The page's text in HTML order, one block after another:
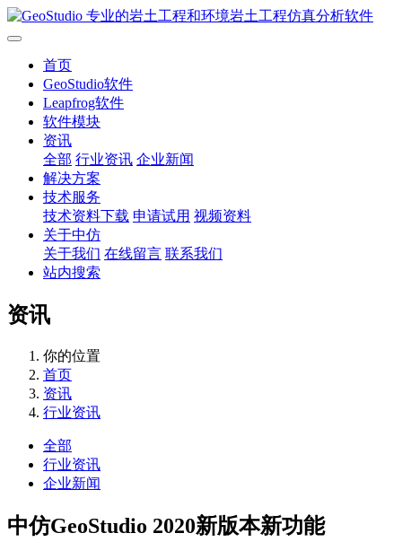
首页
GeoStudio软件
Leapfrog软件
软件模块
资讯
全部 行业资讯 企业新闻
解决方案
技术服务
技术资料下载 申请试用 视频资料
关于中仿
关于我们 在线留言 联系我们
站内搜索
资讯
你的位置
首页
资讯
行业资讯
全部
行业资讯
企业新闻
中仿GeoStudio 2020新版本新功能